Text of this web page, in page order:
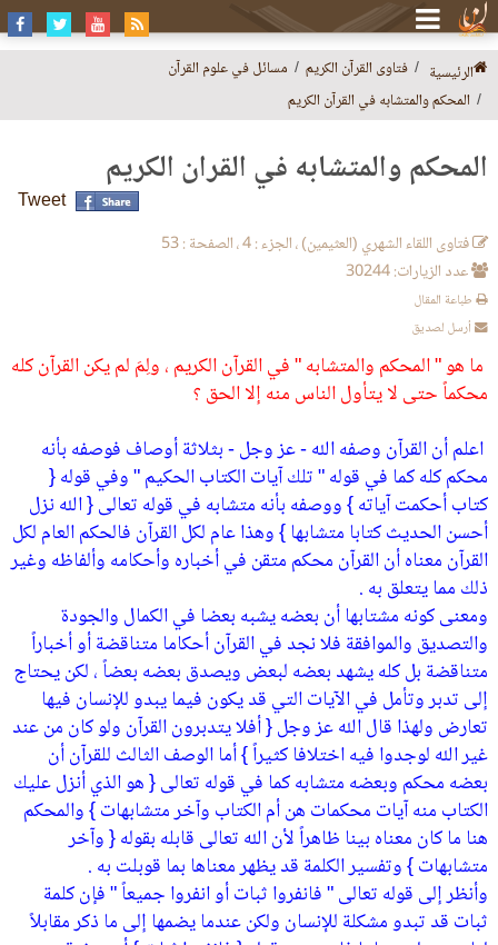
الرئيسية فتاوى القرآن الكريم
مسائل في علوم القرآن
المحكم والمتشابه في القرآن الكريم
المحكم والمتشابه في القرآن الكريم
Tweet
فتاوى اللقاء الشهري (العثيمين) ، الجزء : 4 ، الصفحة : 53
عدد الزيارات: 30244
طباعة المقال
أرسل لصديق
ما هو " المحكم والمتشابه " في القرآن الكريم ، ولِمَ لم يكن القرآن كله
محكماً حتى لا يتأول الناس منه إلا الحق ؟
اعلم أن القرآن وصفه الله - عز وجل - بثلاثة أوصاف فوصفه بأنه
محكم كله كما في قوله " تلك آيات الكتاب الحكيم " وفي قوله {
كتاب أحكمت آياته } ووصفه بأنه متشابه في قوله تعالى { الله نزل
أحسن الحديث كتابا متشابها } وهذا عام لكل القرآن فالحكم العام لكل
القرآن معناه أن القرآن محكم متقن في أخباره وأحكامه وألفاظه وغير
ذلك مما يتعلق به .
ومعنى كونه مشتابها أن بعضه يشبه بعضا في الكمال والجودة
والتصديق والموافقة فلا نجد في القرآن أحكاما متناقضة أو أخباراً
متناقضة بل كله يشهد بعضه لبعض ويصدق بعضه بعضاً ، لكن يحتاج
إلى تدبر وتأمل في الآيات التي قد يكون فيما يبدو للإنسان فيها
تعارض ولهذا قال الله عز وجل { أفلا يتدبرون القرآن ولو كان من عند
غير الله لوجدوا فيه اختلافا كثيراً } أما الوصف الثالث للقرآن أن
بعضه محكم وبعضه متشابه كما في قوله تعالى { هو الذي أنزل عليك
الكتاب منه آيات محكمات هن أم الكتاب وآخر متشابهات } والمحكم
هنا ما كان معناه بينا ظاهراً لأن الله تعالى قابله بقوله { وآخر
متشابهات } وتفسير الكلمة قد يظهر معناها بما قوبلت به .
وأنظر إلى قوله تعالى " فانفروا ثبات أو انفروا جميعاً " فإن كلمة
ثبات قد تبدو مشكلة للإنسان ولكن عندما يضمها إلى ما ذكر مقابلاً